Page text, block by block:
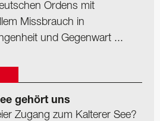
Ordens mit
Missbrauch in
und Gegenwart ...
gehört uns
Zugang zum Kalterer See?